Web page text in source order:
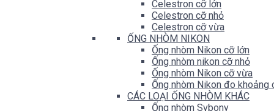
Celestron cỡ lớn
Celestron cỡ nhỏ
Celestron cỡ vừa
ỐNG NHÒM NIKON
Ống nhòm Nikon cỡ lớn
Ống nhòm nikon cỡ nhỏ
Ống nhòm Nikon cỡ vừa
Ống nhòm Nikon đo khoảng
CÁC LOẠI ỐNG NHÒM KHÁC
Ống nhòm Svbony